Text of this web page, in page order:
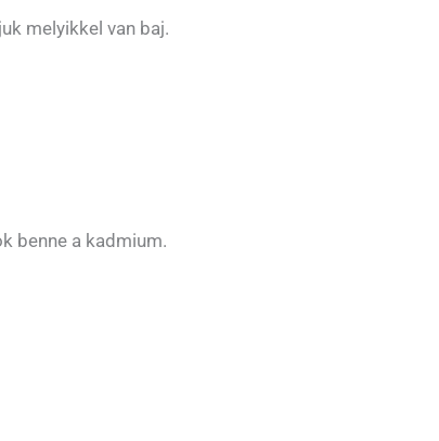
melyikkel van baj.
benne a kadmium.